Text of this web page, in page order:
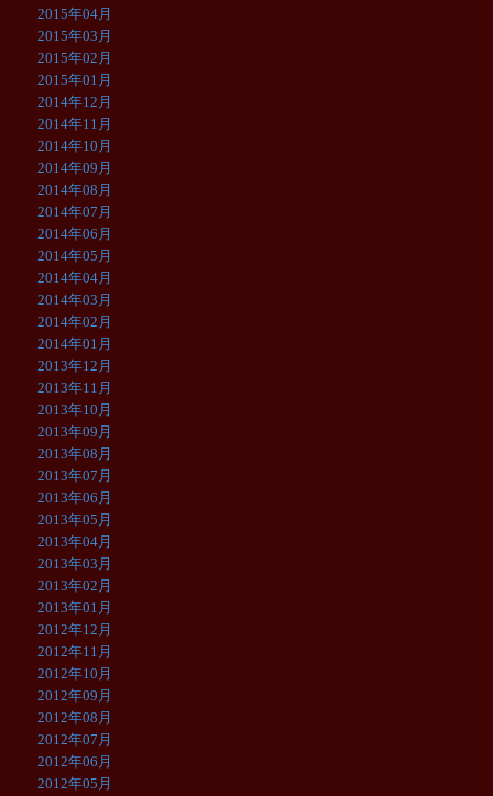
2015年04月
2015年03月
2015年02月
2015年01月
2014年12月
2014年11月
2014年10月
2014年09月
2014年08月
2014年07月
2014年06月
2014年05月
2014年04月
2014年03月
2014年02月
2014年01月
2013年12月
2013年11月
2013年10月
2013年09月
2013年08月
2013年07月
2013年06月
2013年05月
2013年04月
2013年03月
2013年02月
2013年01月
2012年12月
2012年11月
2012年10月
2012年09月
2012年08月
2012年07月
2012年06月
2012年05月